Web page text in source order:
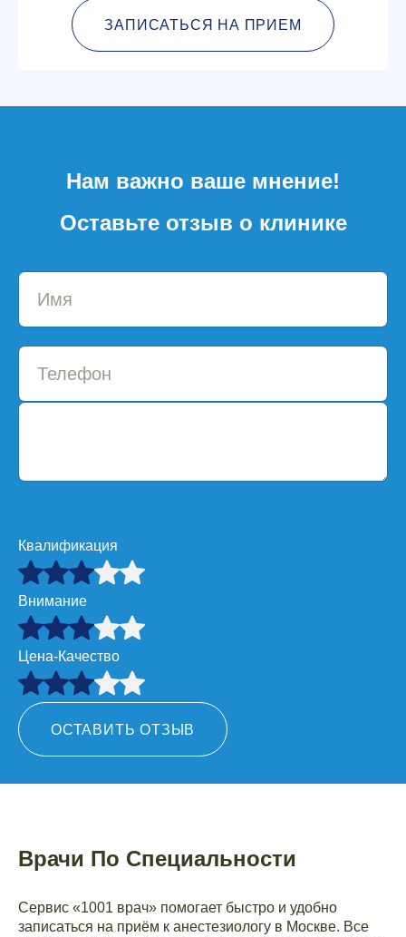
ЗАПИСАТЬСЯ НА ПРИЕМ
Нам важно ваше мнение!
Оставьте отзыв о клинике
Квалификация
Внимание
Цена-Качество
ОСТАВИТЬ ОТЗЫВ
Врачи По Специальности
Сервис «1001 врач» помогает быстро и удобно
записаться на приём к анестезиологу в Москве. Все